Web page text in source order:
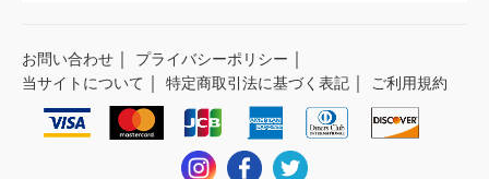
お問い合わせ ｜ プライバシーポリシー ｜
当サイトについて ｜ 特定商取引法に基づく表記 ｜ ご利用規約